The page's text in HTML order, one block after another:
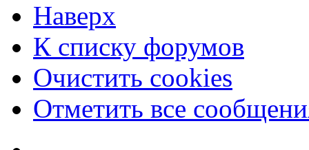
Наверх
К списку форумов
Очистить cookies
Отметить все